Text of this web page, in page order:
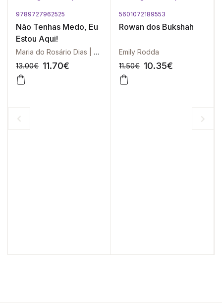
9789727962525
Não Tenhas Medo, Eu
Estou Aqui!
Maria do Rosário Dias | cl25
13.00€ 11.70€
-10%
5601072189553
Rowan dos Bukshah
Emily Rodda
11.50€ 10.35€